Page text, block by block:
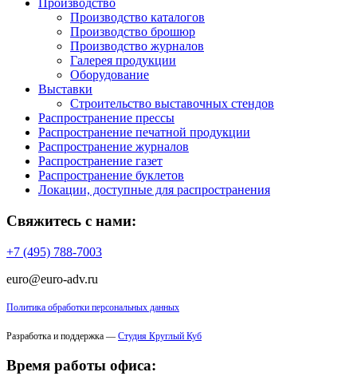
Производство
Производство каталогов
Производство брошюр
Производство журналов
Галерея продукции
Оборудование
Выставки
Строительство выставочных стендов
Распространение прессы
Распространение печатной продукции
Распространение журналов
Распространение газет
Распространение буклетов
Локации, доступные для распространения
Свяжитесь с нами:
+7 (495) 788-7003
euro@euro-adv.ru
Политика обработки персональных данных
Разработка и поддержка — Студия Круглый Куб
Время работы офиса: